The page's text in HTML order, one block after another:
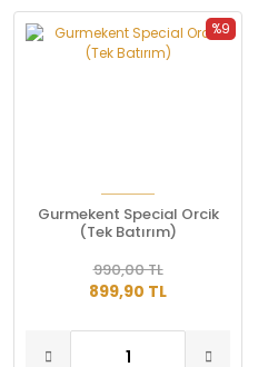
%9
Gurmekent Special Orcik
(Tek Batırım)
899,90 TL
990,00 TL